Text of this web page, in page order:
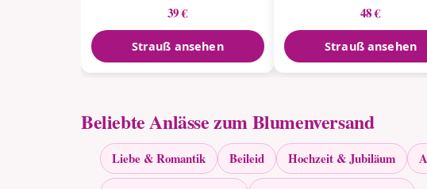
39 €
Strauß ansehen
48 €
Strauß ansehen
Beliebte Anlässe zum Blumenversand
Liebe & Romantik Beileid Hochzeit & Jubiläum